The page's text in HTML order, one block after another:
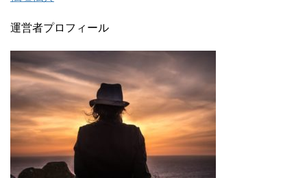
運営者プロフィール